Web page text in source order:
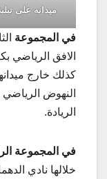
ميدانه على
في المجموعة
كذلك خارج
النهوض
الريادة.
في المجموعة
خلالها نادي